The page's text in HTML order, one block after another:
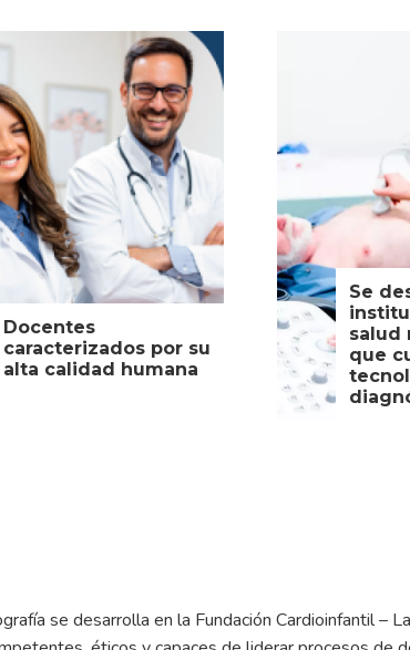
Docentes
caracterizados por su
alta calidad humana
Se
salud
que
se desarrolla en la Fundación Cardioinfantil –